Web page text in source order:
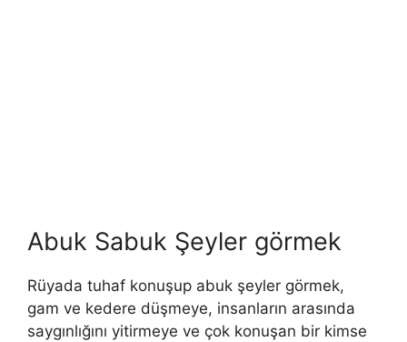
Abuk Sabuk Şeyler görmek
Rüyada tuhaf konuşup abuk şeyler görmek,
gam ve kedere düşmeye, insanların arasında
saygınlığını yitirmeye ve çok konuşan bir kimse